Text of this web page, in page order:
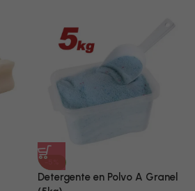
-5%
Detergente en Polvo A Granel